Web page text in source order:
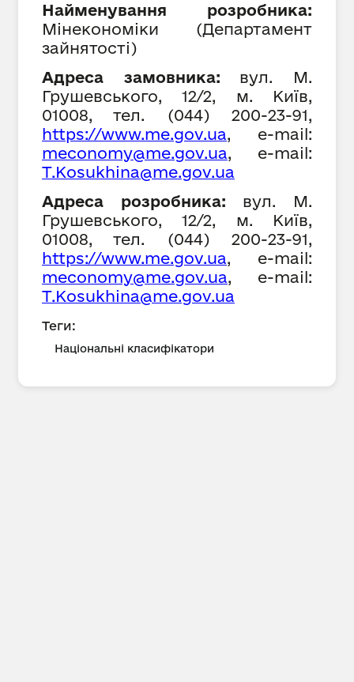
Найменування розробника:
Мінекономіки (Департамент
зайнятості)
Адреса замовника:
вул. М.
Грушевського, 12/2, м. Київ,
01008,
тел. (044) 200-23-91,
https://www.me.gov.ua, е-mail:
meconomy@me.gov.ua, е-mail:
T.Kosukhina@me.gov.ua
Адреса розробника:
вул. М.
Грушевського, 12/2, м. Київ,
01008,
тел. (044) 200-23-91,
https://www.me.gov.ua, е-mail:
meconomy@me.gov.ua, е-mail:
T.Kosukhina@me.gov.ua
Теги:
Національні класифікатори